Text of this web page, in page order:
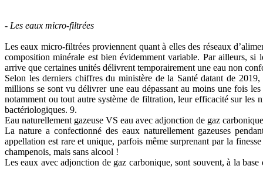
- Les eaux micro-filtrées
Les eaux micro-filtrées proviennent quant à elles des réseaux
composition minérale est bien évidemment variable. Par ailleurs, si
arrive que certaines unités délivrent temporairement une eau non
Selon les derniers chiffres du ministère de la Santé datant de
millions se sont vu délivrer une eau dépassant au moins une fois
notamment ou tout autre système de filtration, leur efficacité sur les
bactériologiques. 9.
Eau naturellement gazeuse VS eau avec adjonction de gaz carbonique
La nature a confectionné des eaux naturellement gazeuses
appellation est rare et unique, parfois même surprenant par la
champenois, mais sans alcool !
Les eaux avec adjonction de gaz carbonique, sont souvent, à la